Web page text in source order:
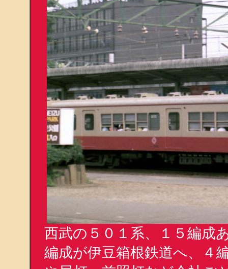
西武の５０１系、１５編成
編成が伊豆箱根鉄道へ、４